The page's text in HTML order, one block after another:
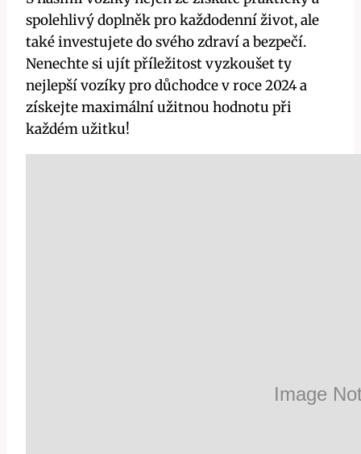
spolehlivý doplněk pro každodenní život, ale
také investujete do svého zdraví a bezpečí.
Nenechte si ujít příležitost vyzkoušet ty
nejlepší vozíky pro důchodce v roce 2024 a
získejte maximální užitnou hodnotu při
každém užitku!